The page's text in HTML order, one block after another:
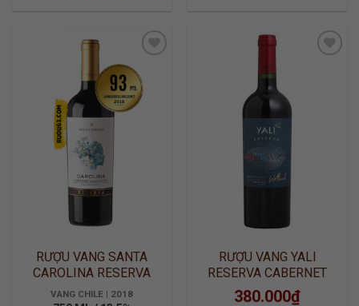
ADD TO
WISHLIST
RƯỢU VANG SANTA
CAROLINA RESERVA
CABERNET SAUVIGNON
VANG CHILE | 2018
ADD TO
WISHLIST
RƯỢU VANG YALI
RESERVA CABERNET
SAUVIGNON
380.000₫